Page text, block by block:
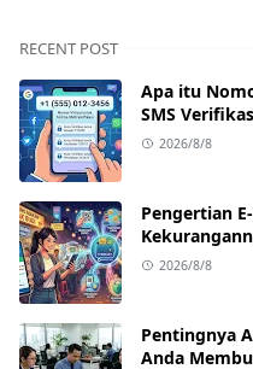
RECENT POST
Apa itu
SMS
2026/8/8
Pengertian
2026/8/8
Pentingnya
Anda